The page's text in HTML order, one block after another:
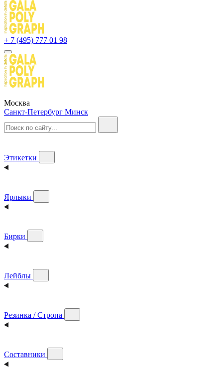
+ 7 (495) 777 01 98
Москва
Санкт-Петербург Минск
Этикетки
Ярлыки
Бирки
Лейблы
Резинка / Стропа
Составники